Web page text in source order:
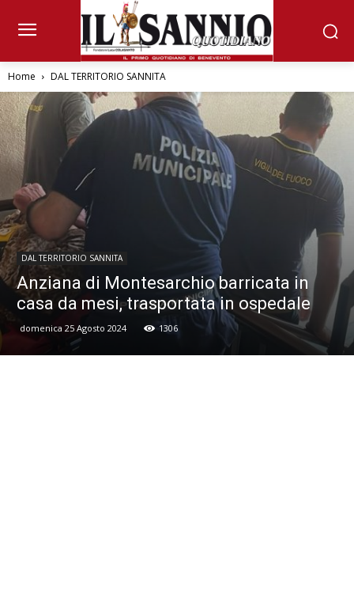
Home DAL TERRITORIO SANNITA
DAL TERRITORIO SANNITA
Anziana di Montesarchio barricata in
casa da mesi, trasportata in ospedale
domenica 25 Agosto 2024 1306